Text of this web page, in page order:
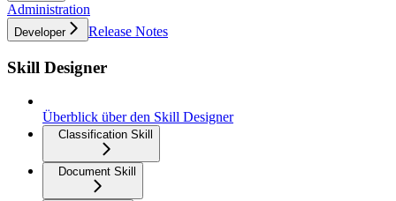
Administration
Developer Release Notes
Skill Designer
Überblick über den Skill Designer
Classification Skill
Document Skill